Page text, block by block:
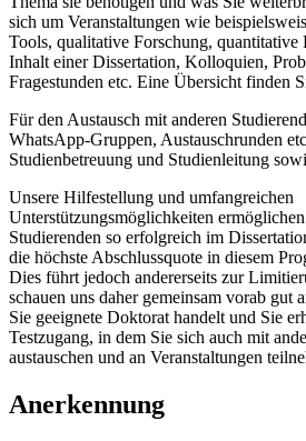
sich um Veranstaltungen wie
Tools, qualitative Forschung, quantitative
Inhalt einer Dissertation, Kolloquien,
Fragestunden etc. Eine Übersicht finden
Für den Austausch mit anderen
WhatsApp-Gruppen, Austauschrunden
Studienbetreuung und Studienleitung
Unsere Hilfestellung und umfangreichen
Unterstützungsmöglichkeiten ermöglichen
Studierenden so erfolgreich im
die höchste Abschlussquote in diesem
Dies führt jedoch andererseits zur
schauen uns daher gemeinsam vorab gut
Sie geeignete Doktorat handelt und Sie
Testzugang, in dem Sie sich auch mit
austauschen und an Veranstaltungen
Anerkennung